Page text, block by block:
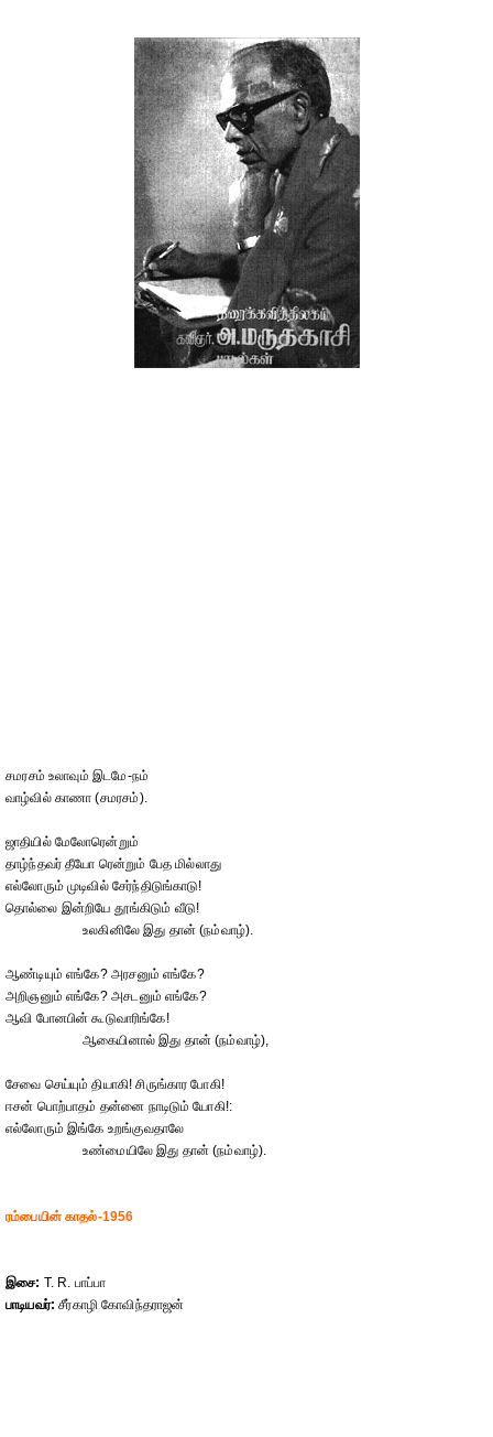
சமரசம் உலாவும் இடமே-நம்
வாழ்வில் காணா (சமரசம்).
ஜாதியில் மேலோரென்றும்
தாழ்ந்தவர் தீயோ ரென்றும் பேத மில்லாது
எல்லோரும் முடிவில் சேர்ந்திடுங்காடு!
தொல்லை இன்றியே தூங்கிடும் வீடு!
உலகினிலே இது தான் (நம்வாழ்).
ஆண்டியும் எங்கே? அரசனும் எங்கே?
அறிஞனும் எங்கே? அசடனும் எங்கே?
ஆவி போனபின் கூடுவாரிங்கே!
ஆகையினால் இது தான் (நம்வாழ்),
சேவை செய்யும் தியாகி! சிருங்கார போகி!
ஈசன் பொற்பாதம் தன்னை நாடிடும் யோகி!:
எல்லோரும் இங்கே உறங்குவதாலே
உண்மையிலே இது தான் (நம்வாழ்).
ரம்பையின் காதல்-1956
இசை: T. R. பாப்பா
பாடியவர்:சீர்காழி கோவிந்தராஜன்